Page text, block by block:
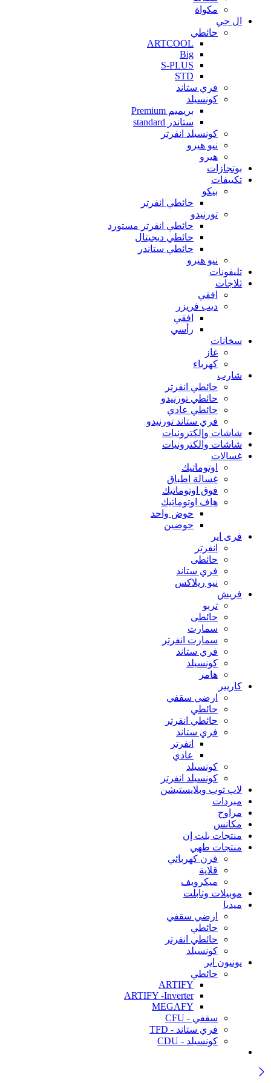
مكواة
ال جي
حائطي
ARTCOOL
Big
S-PLUS
STD
فري ستاند
كونسيلد
بريميم Premium
ستاندر standard
كونسيلد انفرتر
نيو هيرو
هيرو
بوتجازات
تكييفات
بيكو
حائطي انفرتر
تورنيدو
حائطي انفرتر مستورد
حائطي ديجيتال
حائطي ستاندر
نيو هيرو
تليفونات
ثلاجات
افقي
ديب فريزر
افقي
رأسي
سخانات
غاز
كهرباء
شارب
حائطي انفرتر
حائطي تورنيدو
حائطي عادي
فري ستاند تورنيدو
شاشات وإلكترونيات
شاشات والكترونيات
غسالات
اوتوماتيك
غسالة اطباق
فوق اوتوماتيك
هاف اوتوماتيك
حوض واحد
حوضين
فرى اير
انفرتر
حائطى
فري ستاند
نيو ريلاكس
فريش
تربو
حائطى
سمارت
سمارت انفرتر
فري ستاند
كونسيلد
هامر
كاريير
ارضي سقفي
حائطي
حائطي انفرتر
فري ستاند
انفرتر
عادي
كونسيلد
كونسيلد انفرتر
لاب توب وبلايستيشن
مبردات
مراوح
مكانس
منتجات بلت إن
منتجات طهي
فرن كهربائي
قلاية
ميكرويف
موبيلات وتابلت
ميديا
ارضي سقفي
حائطي
حائطي انفرتر
كونسيلد
يونيون اير
حائطي
ARTIFY
ARTIFY -Inverter
MEGAFY
سقفي - CFU
فري ستاند - TFD
كونسيلد - CDU